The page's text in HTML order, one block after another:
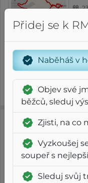
⨦ 22.5 km
4
/ 175
Přidej se k
Naběháš v
Objev své
běžců, sleduj
Zjisti, na co
Vyzkoušej
soupeř s
Sleduj svůj